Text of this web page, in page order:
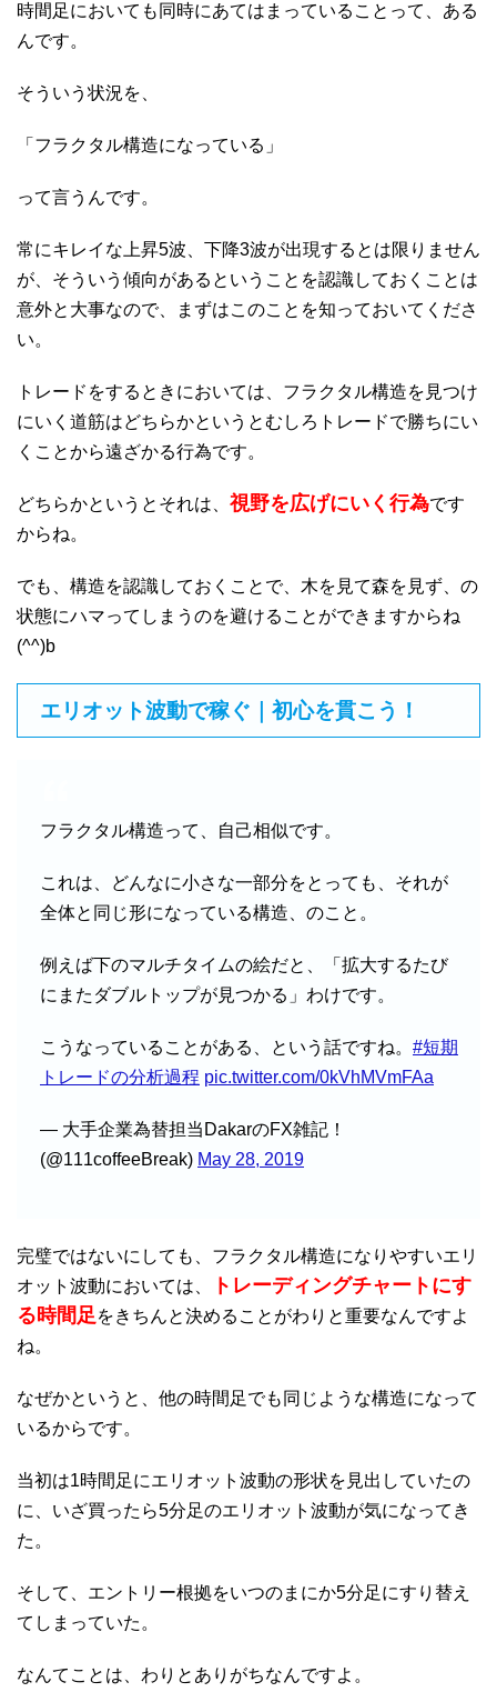
時間足においても同時にあてはまっていることって、ある
んです。
そういう状況を、
「フラクタル構造になっている」
って言うんです。
常にキレイな上昇5波、下降3波が出現するとは限りません
が、そういう傾向があるということを認識しておくことは
意外と大事なので、まずはこのことを知っておいてくださ
い。
トレードをするときにおいては、フラクタル構造を見つけ
にいく道筋はどちらかというとむしろトレードで勝ちにい
くことから遠ざかる行為です。
どちらかというとそれは、 視野を広げにいく行為です
からね。
でも、構造を認識しておくことで、木を見て森を見ず、の
状態にハマってしまうのを避けることができますからね
(^^)b
エリオット波動で稼ぐ｜初心を貫こう！
フラクタル構造って、自己相似です。
これは、どんなに小さな一部分をとっても、それが
全体と同じ形になっている構造、のこと。
例えば下のマルチタイムの絵だと、「拡大するたび
にまたダブルトップが見つかる」わけです。
こうなっていることがある、という話ですね。 #短期
トレードの分析過程 pic.twitter.com/0kVhMVmFAa
— 大手企業為替担当DakarのFX雑記！
(@111coffeeBreak) May 28, 2019
完璧ではないにしても、フラクタル構造になりやすいエリ
オット波動においては、
トレーディングチャートにす
る時間足 をきちんと決めることがわりと重要なんですよ
ね。
なぜかというと、他の時間足でも同じような構造になって
いるからです。
当初は1時間足にエリオット波動の形状を見出していたの
に、いざ買ったら5分足のエリオット波動が気になってき
た。
そして、エントリー根拠をいつのまにか5分足にすり替え
てしまっていた。
なんてことは、わりとありがちなんですよ。